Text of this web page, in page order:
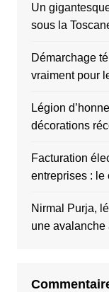
Un
sous la
Démarchage
vraiment pour
Légion
décorations
Facturation
entreprises : le
Nirmal Purja,
une avalanche